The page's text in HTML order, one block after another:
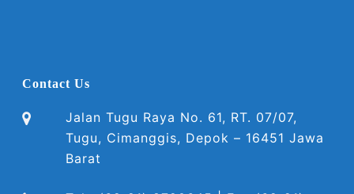
Contact Us
Jalan Tugu Raya No. 61, RT. 07/07,
Tugu, Cimanggis, Depok – 16451 Jawa
Barat